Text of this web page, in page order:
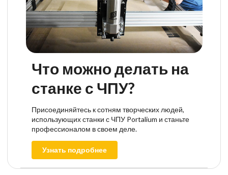
Что можно делать на
станке с ЧПУ?
Присоединяйтесь к сотням творческих людей,
использующих станки с ЧПУ Portalium и станьте
профессионалом в своем деле.
Узнать подробнее